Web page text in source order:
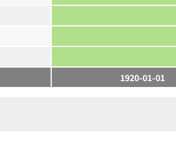
1920-01-01